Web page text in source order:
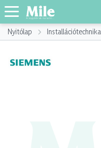
Nyitólap Installációtechnika